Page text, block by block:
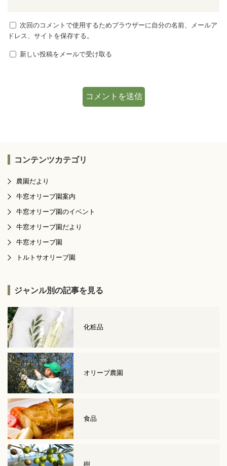
次回のコメントで使用するためブラウザーに自分の名前、メールア
ドレス、サイトを保存する。
新しい投稿をメールで受け取る
コンテンツカテゴリ
農園だより
牛窓オリーブ園案内
牛窓オリーブ園のイベント
牛窓オリーブ園だより
牛窓オリーブ園
トルトサオリーブ園
ジャンル別の記事を見る
化粧品
オリーブ農園
食品
樹